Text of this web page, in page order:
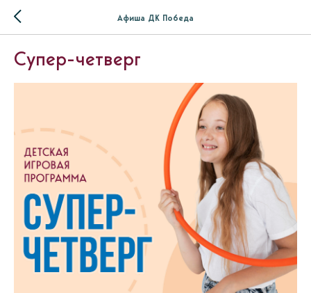
Афиша ДК Победа
Супер-четверг